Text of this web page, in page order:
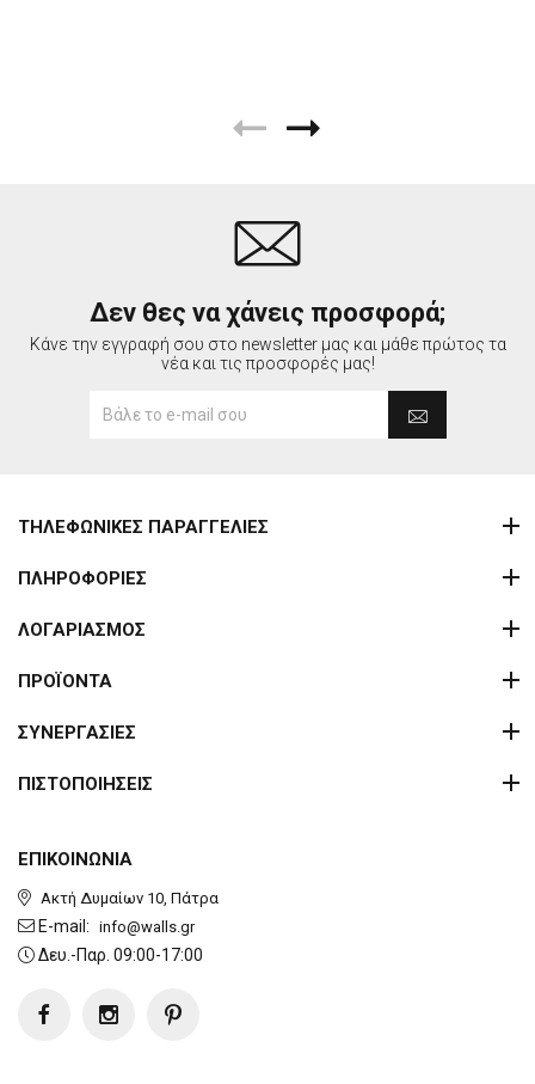
Δεν θες να χάνεις προσφορά;
Κάνε την εγγραφή σου στο newsletter μας και μάθε πρώτος τα
νέα και τις προσφορές μας!
ΕΠΙΚΟΙΝΩΝΙΑ
Ακτή Δυμαίων 10, Πάτρα
E-mail: info@walls.gr
Δευ.-Παρ. 09:00-17:00
ΤΗΛΕΦΩΝΙΚΕΣ ΠΑΡΑΓΓΕΛΙΕΣ
ΠΛΗΡΟΦΟΡΙΕΣ
ΛΟΓΑΡΙΑΣΜΟΣ
ΠΡΟΪΟΝΤΑ
ΣΥΝΕΡΓΑΣΙΕΣ
ΠΙΣΤΟΠΟΙΗΣΕΙΣ